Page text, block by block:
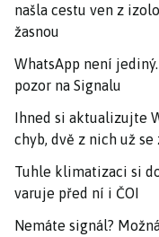
našla cestu ven z
žasnou
WhatsApp není
pozor na Signalu
Ihned si aktualizujte
chyb, dvě z nich už
Tuhle klimatizaci si
varuje před ní i ČOI
Nemáte signál?